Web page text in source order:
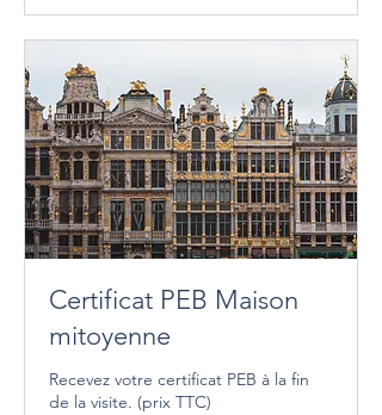
Certificat PEB Maison
mitoyenne
Recevez votre certificat PEB à la fin
de la visite. (prix TTC)